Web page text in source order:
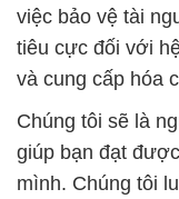
việc bảo vệ tài
tiêu cực đối với
và cung cấp hóa
Chúng tôi sẽ là
giúp bạn đạt
mình. Chúng tôi